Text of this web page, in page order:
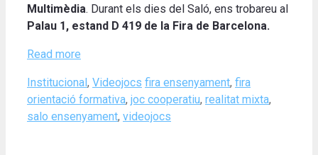
Multimèdia. Durant els dies del Saló, ens trobareu al
Palau 1, estand D 419 de la Fira de Barcelona.
Read more
Categories
Institucional , Videojocs Tags
fira ensenyament, fira
orientació formativa, joc cooperatiu, realitat mixta,
salo ensenyament, videojocs